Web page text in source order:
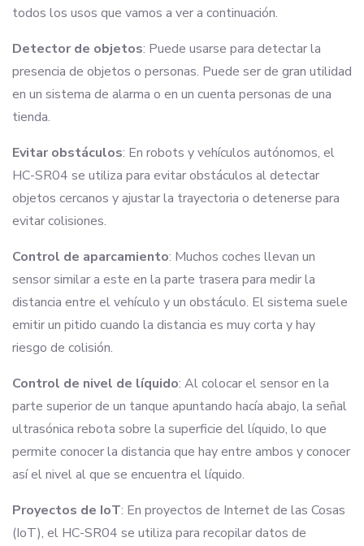
todos los usos que vamos a ver a continuación.
Detector de objetos: Puede usarse para detectar la
presencia de objetos o personas. Puede ser de gran utilidad
en un sistema de alarma o en un cuenta personas de una
tienda.
Evitar obstáculos: En robots y vehículos autónomos, el
HC-SR04 se utiliza para evitar obstáculos al detectar
objetos cercanos y ajustar la trayectoria o detenerse para
evitar colisiones.
Control de aparcamiento: Muchos coches llevan un
sensor similar a este en la parte trasera para medir la
distancia entre el vehículo y un obstáculo. El sistema suele
emitir un pitido cuando la distancia es muy corta y hay
riesgo de colisión.
Control de nivel de líquido: Al colocar el sensor en la
parte superior de un tanque apuntando hacía abajo, la señal
ultrasónica rebota sobre la superficie del líquido, lo que
permite conocer la distancia que hay entre ambos y conocer
así el nivel al que se encuentra el líquido.
Proyectos de IoT: En proyectos de Internet de las Cosas
(IoT), el HC-SR04 se utiliza para recopilar datos de